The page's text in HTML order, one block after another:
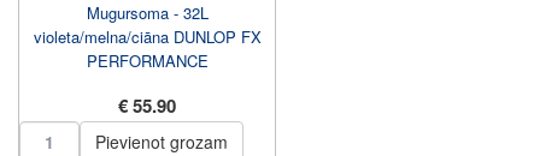
Mugursoma - 32L
violeta/melna/ciāna DUNLOP FX
PERFORMANCE
€ 55.90
Pievienot grozam